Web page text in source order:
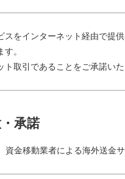
スをインターネット経由で提
。
取引であることをご承諾いた
承諾
資金移動業者による海外送金